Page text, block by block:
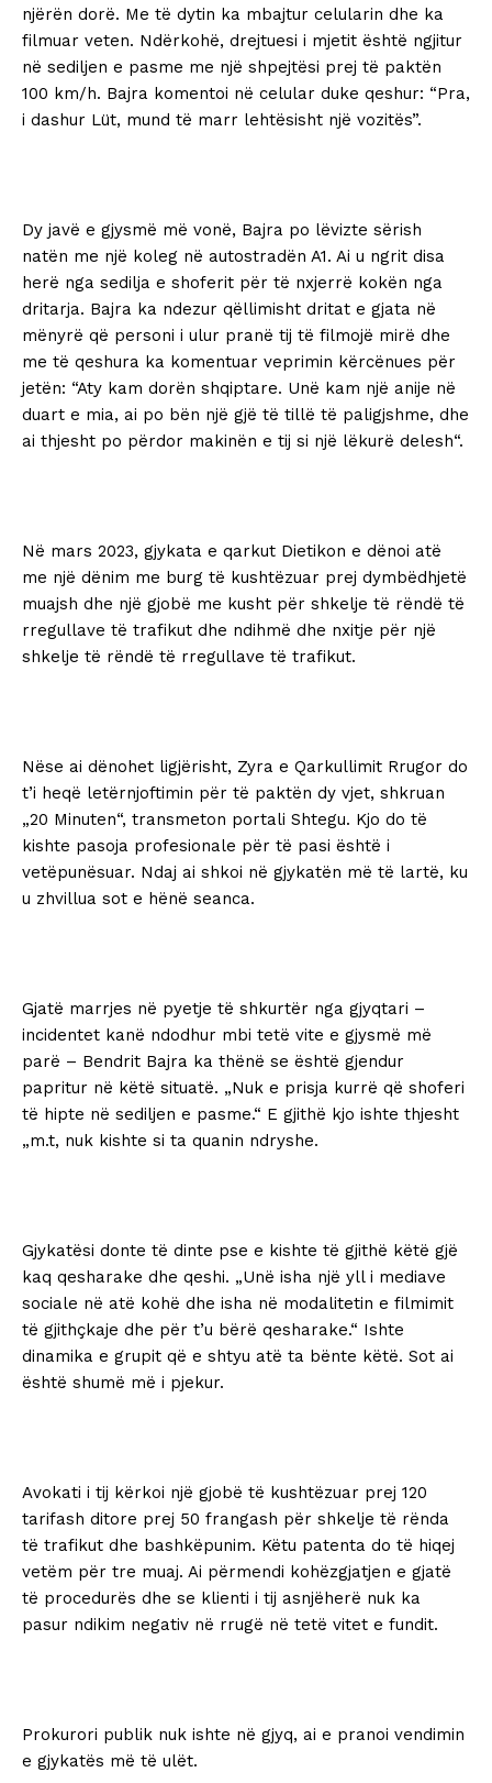
njërën dorë. Me të dytin ka mbajtur celularin dhe ka
filmuar veten. Ndërkohë, drejtuesi i mjetit është ngjitur
në sediljen e pasme me një shpejtësi prej të paktën
100 km/h. Bajra komentoi në celular duke qeshur: “Pra,
i dashur Lüt, mund të marr lehtësisht një vozitës”.
Dy javë e gjysmë më vonë, Bajra po lëvizte sërish
natën me një koleg në autostradën A1. Ai u ngrit disa
herë nga sedilja e shoferit për të nxjerrë kokën nga
dritarja. Bajra ka ndezur qëllimisht dritat e gjata në
mënyrë që personi i ulur pranë tij të filmojë mirë dhe
me të qeshura ka komentuar veprimin kërcënues për
jetën: “Aty kam dorën shqiptare. Unë kam një anije në
duart e mia, ai po bën një gjë të tillë të paligjshme, dhe
ai thjesht po përdor makinën e tij si një lëkurë delesh“.
Në mars 2023, gjykata e qarkut Dietikon e dënoi atë
me një dënim me burg të kushtëzuar prej dymbëdhjetë
muajsh dhe një gjobë me kusht për shkelje të rëndë të
rregullave të trafikut dhe ndihmë dhe nxitje për një
shkelje të rëndë të rregullave të trafikut.
Nëse ai dënohet ligjërisht, Zyra e Qarkullimit Rrugor do
t’i heqë letërnjoftimin për të paktën dy vjet, shkruan
„20 Minuten“, transmeton portali Shtegu. Kjo do të
kishte pasoja profesionale për të pasi është i
vetëpunësuar. Ndaj ai shkoi në gjykatën më të lartë, ku
u zhvillua sot e hënë seanca.
Gjatë marrjes në pyetje të shkurtër nga gjyqtari –
incidentet kanë ndodhur mbi tetë vite e gjysmë më
parë – Bendrit Bajra ka thënë se është gjendur
papritur në këtë situatë. „Nuk e prisja kurrë që shoferi
të hipte në sediljen e pasme.“ E gjithë kjo ishte thjesht
„m.t, nuk kishte si ta quanin ndryshe.
Gjykatësi donte të dinte pse e kishte të gjithë këtë gjë
kaq qesharake dhe qeshi. „Unë isha një yll i mediave
sociale në atë kohë dhe isha në modalitetin e filmimit
të gjithçkaje dhe për t’u bërë qesharake.“ Ishte
dinamika e grupit që e shtyu atë ta bënte këtë. Sot ai
është shumë më i pjekur.
Avokati i tij kërkoi një gjobë të kushtëzuar prej 120
tarifash ditore prej 50 frangash për shkelje të rënda
të trafikut dhe bashkëpunim. Këtu patenta do të hiqej
vetëm për tre muaj. Ai përmendi kohëzgjatjen e gjatë
të procedurës dhe se klienti i tij asnjëherë nuk ka
pasur ndikim negativ në rrugë në tetë vitet e fundit.
Prokurori publik nuk ishte në gjyq, ai e pranoi vendimin
e gjykatës më të ulët.